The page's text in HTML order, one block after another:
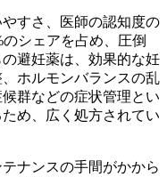
すさ、医師の認知度の
シェアを占め、圧倒
避妊薬は、効果的な妊
ホルモンバランスの乱
群などの症状管理とい
め、広く処方されてい
ナンスの手間がかから